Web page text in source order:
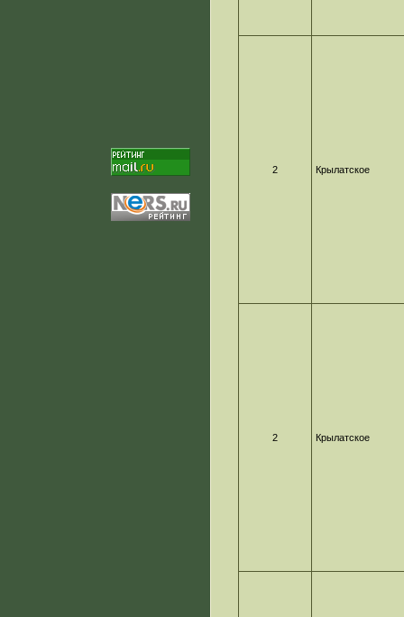
2 Крылатское
2 Крылатское